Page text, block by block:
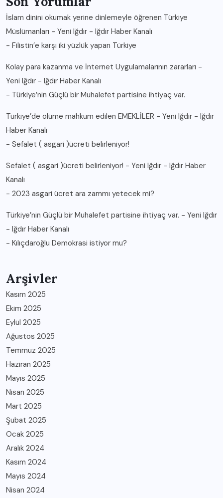
İslam dinini okumak yerine dinlemeyle öğrenen Türkiye
Müslümanları - Yeni Iğdır - Iğdır Haber Kanalı
- Filistin’e karşı iki yüzlük yapan Türkiye
Kolay para kazanma ve İnternet Uygulamalarının zararları -
Yeni Iğdır - Iğdır Haber Kanalı
- Türkiye’nin Güçlü bir Muhalefet partisine ihtiyaç var.
Türkiye’de ölüme mahkum edilen EMEKLİLER - Yeni Iğdır - Iğdır
Haber Kanalı
- Sefalet ( asgari )ücreti belirleniyor!
Sefalet ( asgari )ücreti belirleniyor! - Yeni Iğdır - Iğdır Haber
Kanalı
- 2023 asgari ücret ara zammı yetecek mi?
Türkiye’nin Güçlü bir Muhalefet partisine ihtiyaç var. - Yeni Iğdır
- Iğdır Haber Kanalı
- Kılıçdaroğlu Demokrasi istiyor mu?
Arşivler
Kasım 2025
Ekim 2025
Eylül 2025
Ağustos 2025
Temmuz 2025
Haziran 2025
Mayıs 2025
Nisan 2025
Mart 2025
Şubat 2025
Ocak 2025
Aralık 2024
Kasım 2024
Mayıs 2024
Nisan 2024